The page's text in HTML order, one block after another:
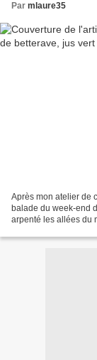
Par mlaure35
Après mon atelier de
balade du week-end
arpenté les allées du